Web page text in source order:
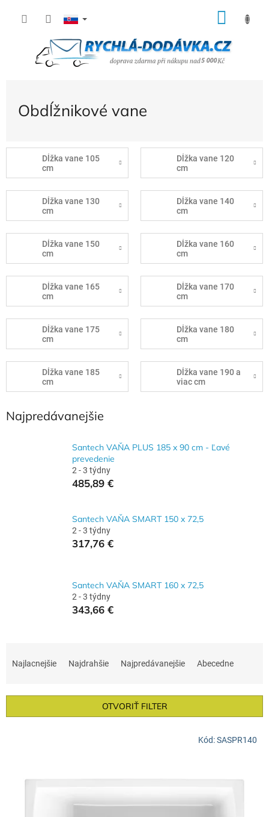
Obdĺžnikové vane
Dĺžka vane 105
cm
Dĺžka vane 120
cm
Dĺžka vane 130
cm
Dĺžka vane 140
cm
Dĺžka vane 150
cm
Dĺžka vane 160
cm
Dĺžka vane 165
cm
Dĺžka vane 170
cm
Dĺžka vane 175
cm
Dĺžka vane 180
cm
Dĺžka vane 185
cm
Dĺžka vane 190 a
viac cm
Najpredávanejšie
Santech VAŇA PLUS 185 x 90 cm - Ľavé
prevedenie
2 - 3 týdny
485,89 €
Santech VAŇA SMART 150 x 72,5
2 - 3 týdny
317,76 €
Santech VAŇA SMART 160 x 72,5
2 - 3 týdny
343,66 €
i
Najlacnejšie Najdrahšie Najpredávanejšie Abecedne
OTVORIŤ FILTER
Kód:SASPR140